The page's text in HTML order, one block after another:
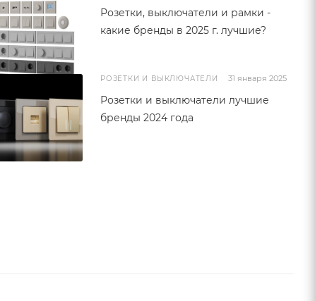
Розетки, выключатели и рамки -
какие бренды в 2025 г. лучшие?
РОЗЕТКИ И ВЫКЛЮЧАТЕЛИ 31 января 2025
Розетки и выключатели лучшие
бренды 2024 года